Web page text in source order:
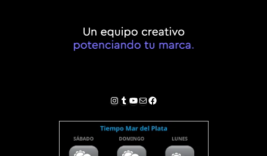
Instagram
Tumblr
YouTube
Correo electrónico
Facebook